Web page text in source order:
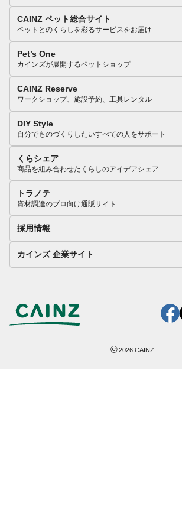
CAINZ ペット総合サイト
ペットとのくらしを彩るサービスをお届け
Pet’s One
カインズが展開するペットショップ
CAINZ Reserve
ワークショップ、施設予約、工具レンタル
DIY Style
自分でものづくりしたいすべての人をサポート
くらシェア
商品を組み合わせたくらしのアイデアシェア
トラノテ
資材調達のプロ向け通販サイト
採用情報
カインズ 企業サイト
©2026 CAINZ